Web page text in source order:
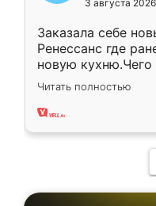
3 августа 2026
Заказала себе
Ренессанс где
новую кухню.Чего
вполне довольна.
два года,
Читать полностью